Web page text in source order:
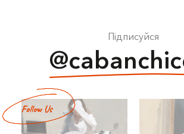
Підписуйся